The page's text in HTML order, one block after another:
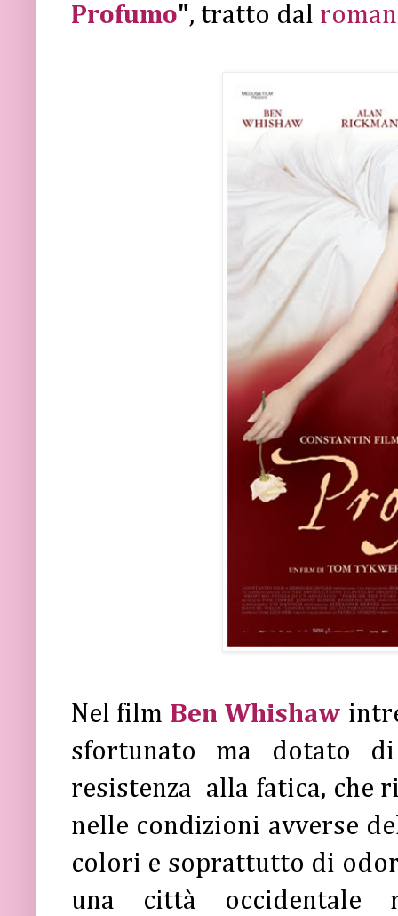
Profumo", tratto dal
Nel film Ben Whishaw
sfortunato ma dotato
resistenza alla fatica, che
nelle condizioni avverse
colori e soprattutto di
una città occidentale